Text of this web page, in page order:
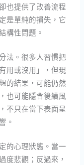
也提供了改善流程
是單純的損失，它
構性問題。
法。很多人習慣把
用或沒用」，但現
的結果，可能仍然
也可能隱含後續風
不只在當下表面呈
。
的心理狀態。當一
度悲觀；反過來，